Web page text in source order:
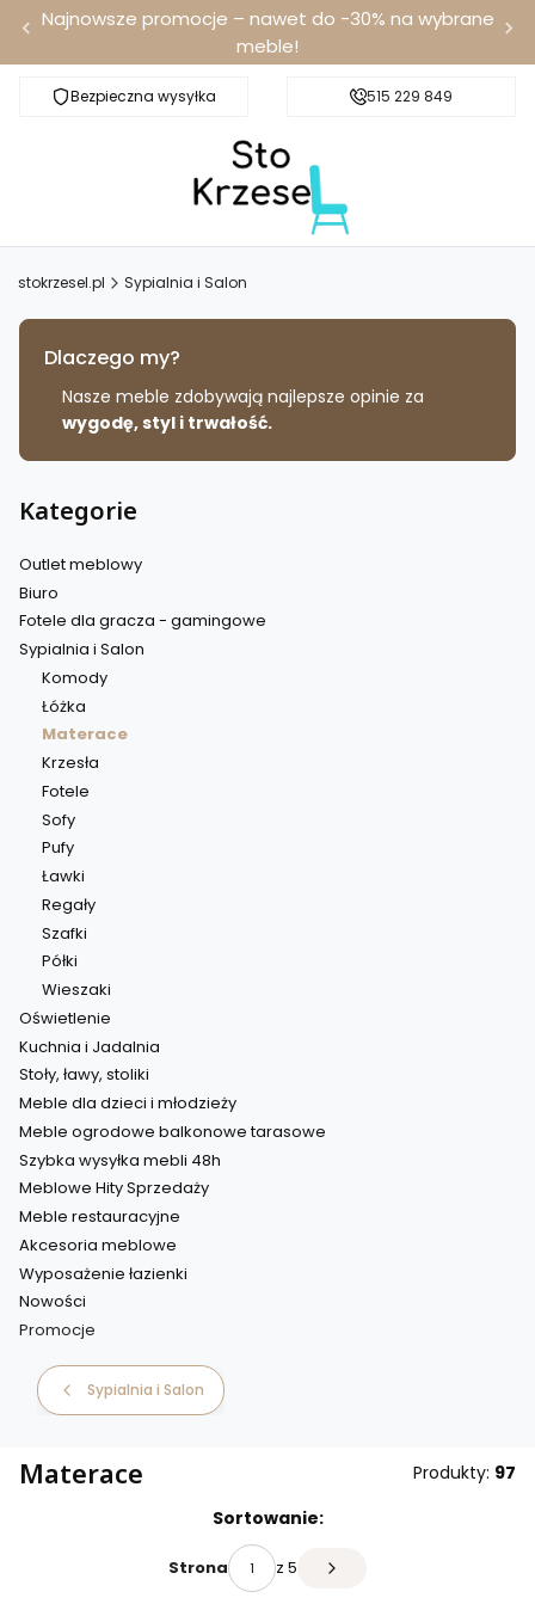
Najnowsze promocje – nawet do -30% na wybrane
meble!
Bezpieczna wysyłka Darmowa dostawa od 100 zł
515 229 849
stokrzesel.pl Sypialnia i Salon
Dlaczego my?
Nasze meble zdobywają najlepsze opinie za
wygodę, styl i trwałość.
Kategorie
Outlet meblowy
Biuro
Fotele dla gracza - gamingowe
Sypialnia i Salon
Komody
Łóżka
Materace
Krzesła
Fotele
Sofy
Pufy
Ławki
Regały
Szafki
Półki
Wieszaki
Oświetlenie
Kuchnia i Jadalnia
Stoły, ławy, stoliki
Meble dla dzieci i młodzieży
Meble ogrodowe balkonowe tarasowe
Szybka wysyłka mebli 48h
Meblowe Hity Sprzedaży
Meble restauracyjne
Akcesoria meblowe
Wyposażenie łazienki
Nowości
Promocje
Koniec menu
Sypialnia i Salon
Materace Produkty: 97
Sortowanie:
Strona z 5